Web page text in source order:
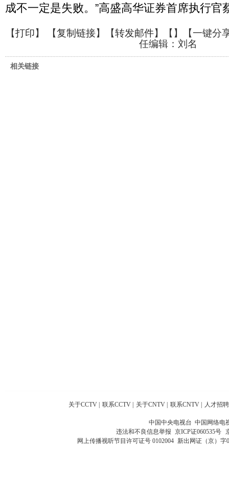
成不一定是失败。”高盛高华证券首席执行官
【打印】 【复制链接】【转发邮件】【 】
【一键分
任编辑：刘名
相关链接
关于CCTV 联系CCTV 关于CNTV 联系CNTV 人才招聘
中国中央电视台 中国网络电
违法和不良信息举报 京ICP证060535号
网上传播视听节目许可证号 0102004 新出网证（京）